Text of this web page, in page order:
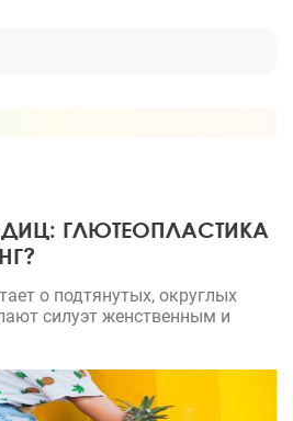
ГЛЮТЕОПЛАСТИКА
о подтянутых, округлых
силуэт женственным и